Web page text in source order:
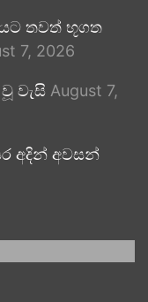
තවත් භූගත
7, 2026
වැසි August 7,
අදින් අවසන්